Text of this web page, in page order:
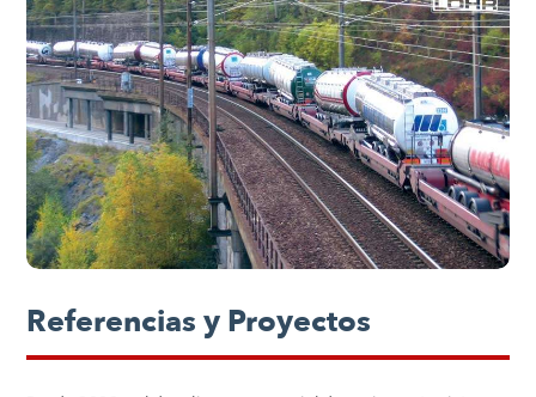
Referencias y Proyectos